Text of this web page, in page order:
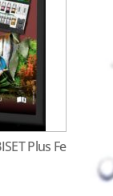
Plus Fe